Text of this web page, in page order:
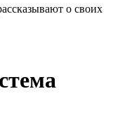
о своих